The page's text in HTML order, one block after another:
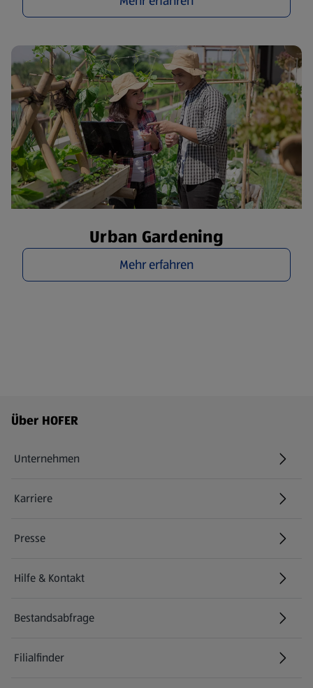
Urban Gardening
Mehr erfahren
Fußzeilenmenü - weitere Links
Über HOFER
Unternehmen
Karriere
(öffnet in einem neuen Tab)
Presse
Hilfe & Kontakt
(öffnet in einem neuen Tab)
Bestandsabfrage
(öffnet in einem neuen Tab)
Filialfinder